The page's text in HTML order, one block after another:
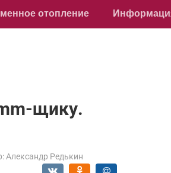
отопление
щику.
Александр Редькин